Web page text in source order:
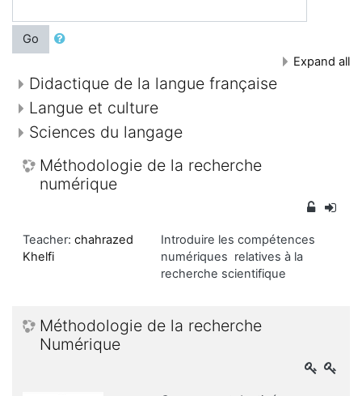
Go
Expand all
Didactique de la langue française
Langue et culture
Sciences du langage
Méthodologie de la recherche
numérique
Introduire les compétences
numériques relatives à la
recherche scientifique
Teacher: chahrazed
Khelfi
Méthodologie de la recherche
Numérique